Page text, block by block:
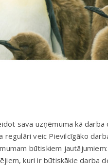
sava uzņēmuma kā darba
veic Pievilcīgāko
būtiskiem
kuri ir būtiskākie darba